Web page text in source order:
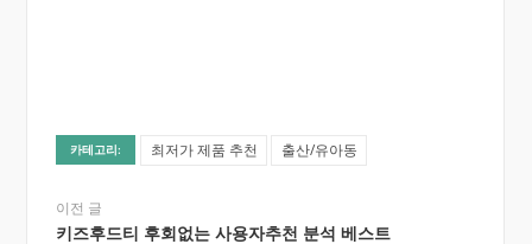
카테고리: 최저가 제품 추천 출산/유아동
이전 글
키즈후드티 후회없는 사용자추천 분석 베스트